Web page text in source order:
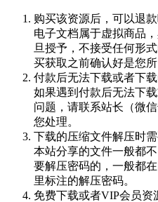
购买该资源后，可以退款
电子文档属于虚拟商品
旦授予，不接受任何形
买获取之前确认好是您
付款后无法下载或者下
如果遇到付款后无法下
问题，请联系站长（微
您处理。
下载的压缩文件解压时
本站分享的文件一般都
要解压密码的，一般都
里标注的解压密码。
免费下载或者VIP会员资